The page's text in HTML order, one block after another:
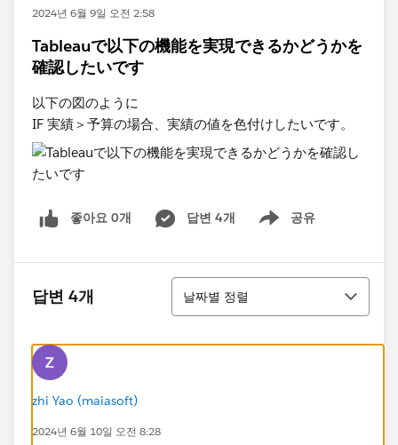
2024년 6월 9일 오전 2:58
Tableauで以下の機能を実現できるかどうかを
確認したいです
以下の図のように
IF 実績＞予算の場合、実績の値を色付けしたいです。
좋아요 0개 답변 4개 공유
Show menu
답변 4개
정렬
날짜별 정렬
zhi Yao (maiasoft)
2024년 6월 10일 오전 8:28